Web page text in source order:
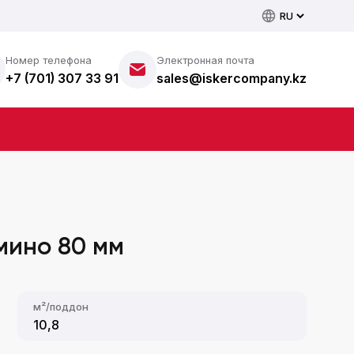
Номер телефона
+7 (701) 307 33 91
Электронная почта
sales@iskercompany.kz
80 мм
м²/поддон
10,8